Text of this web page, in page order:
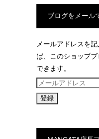
ブログをメール
メールアドレスを
ば、このショップ
できます。
メ
ー